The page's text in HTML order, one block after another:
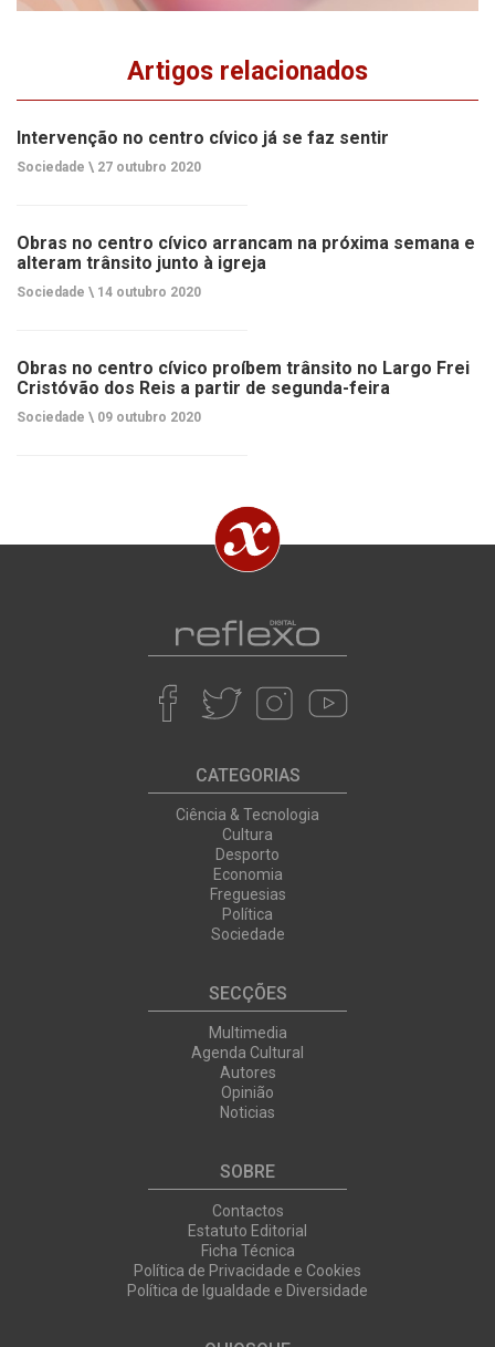
Artigos relacionados
Intervenção no centro cívico já se faz sentir
Sociedade \ 27 outubro 2020
Obras no centro cívico arrancam na próxima semana e
alteram trânsito junto à igreja
Sociedade \ 14 outubro 2020
Obras no centro cívico proíbem trânsito no Largo Frei
Cristóvão dos Reis a partir de segunda-feira
Sociedade \ 09 outubro 2020
CATEGORIAS
Ciência & Tecnologia
Cultura
Desporto
Economia
Freguesias
Política
Sociedade
SECÇÕES
Multimedia
Agenda Cultural
Autores
Opinião
Noticias
SOBRE
Contactos
Estatuto Editorial
Ficha Técnica
Política de Privacidade e Cookies
Política de Igualdade e Diversidade